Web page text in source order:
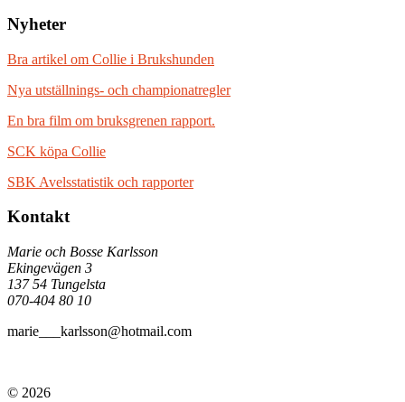
Nyheter
Bra artikel om Collie i Brukshunden
Nya utställnings- och championatregler
En bra film om bruksgrenen rapport.
SCK köpa Collie
SBK Avelsstatistik och rapporter
Kontakt
Marie och Bosse Karlsson
Ekingevägen 3
137 54 Tungelsta
070-404 80 10
marie___karlsson@hotmail.com
© 2026